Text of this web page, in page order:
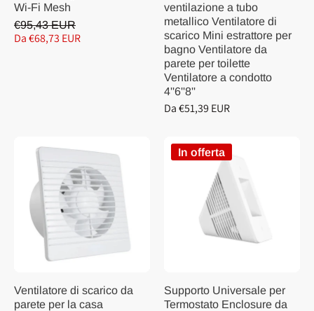
Wi-Fi Mesh
€95,43 EUR
Da €68,73 EUR
ventilazione a tubo
metallico Ventilatore di
scarico Mini estrattore per
bagno Ventilatore da
parete per toilette
Ventilatore a condotto
4''6''8''
Da €51,39 EUR
Ventilatore di scarico da
parete per la casa
In offerta
Supporto Universale per
Termostato Enclosure da